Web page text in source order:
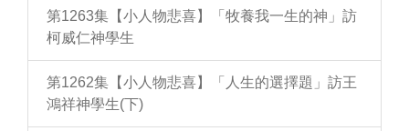
第1263集【小人物悲喜】「牧養我一生的神」訪
柯威仁神學生
第1262集【小人物悲喜】「人生的選擇題」訪王
鴻祥神學生(下)